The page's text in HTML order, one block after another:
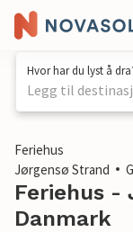
Hvor har du lyst å
Legg til
1 / 21
Feriehus
Jørgensø Strand
Feriehus -
Danmark